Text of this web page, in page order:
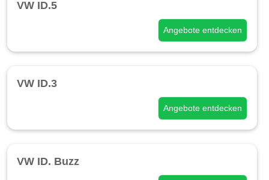
VW ID.5
Angebote entdecken
VW ID.3
Angebote entdecken
VW ID. Buzz